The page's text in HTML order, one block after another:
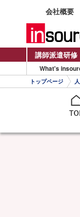
会社概要
講師派遣研修
What's
トップページ